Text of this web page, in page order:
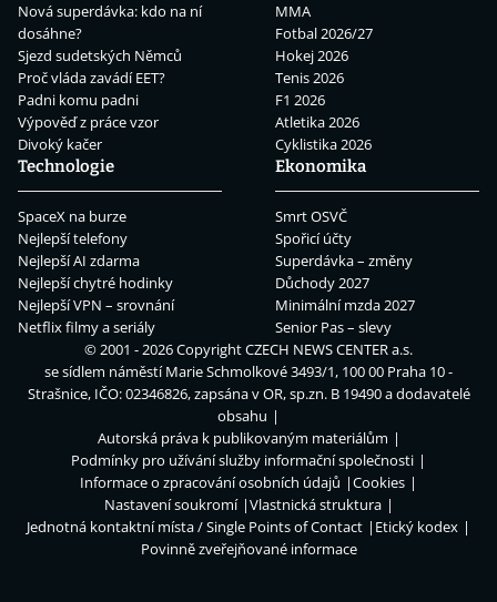
Nová superdávka: kdo na ní
dosáhne?
Sjezd sudetských Němců
Proč vláda zavádí EET?
Padni komu padni
Výpověď z práce vzor
Divoký kačer
MMA
Fotbal 2026/27
Hokej 2026
Tenis 2026
F1 2026
Atletika 2026
Cyklistika 2026
Technologie
SpaceX na burze
Nejlepší telefony
Nejlepší AI zdarma
Nejlepší chytré hodinky
Nejlepší VPN – srovnání
Netflix filmy a seriály
Ekonomika
Smrt OSVČ
Spořicí účty
Superdávka – změny
Důchody 2027
Minimální mzda 2027
Senior Pas – slevy
© 2001 - 2026 CopyrightCZECH NEWS CENTER a.s.
se sídlem náměstí Marie Schmolkové 3493/1, 100 00 Praha 10 -
Strašnice, IČO: 02346826, zapsána v OR, sp.zn. B 19490 a dodavatelé
obsahu
Autorská práva k publikovaným materiálům
Podmínky pro užívání služby informační společnosti
Informace o zpracování osobních údajů
Cookies
Nastavení soukromí
Vlastnická struktura
Jednotná kontaktní místa / Single Points of Contact
Etický kodex
Povinně zveřejňované informace